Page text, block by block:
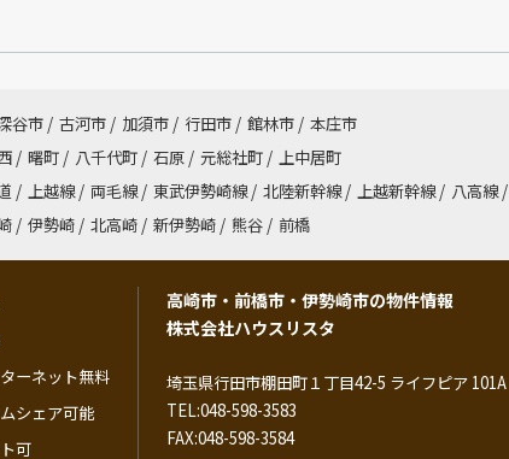
谷市 / 古河市 / 加須市 / 行田市 / 館林市 / 本庄市
/ 曙町 / 八千代町 / 石原 / 元総社町 / 上中居町
/ 上越線 / 両毛線 / 東武伊勢崎線 / 北陸新幹線 / 上越新幹線 / 八高線 /
/ 伊勢崎 / 北高崎 / 新伊勢崎 / 熊谷 / 前橋
ーネット無料
シェア可能
可
高崎市・前橋市・伊勢崎市の物件情報
株式会社ハウスリスタ
埼玉県行田市棚田町１丁目42-5 ライフピア 101A
TEL:048-598-3583
FAX:048-598-3584